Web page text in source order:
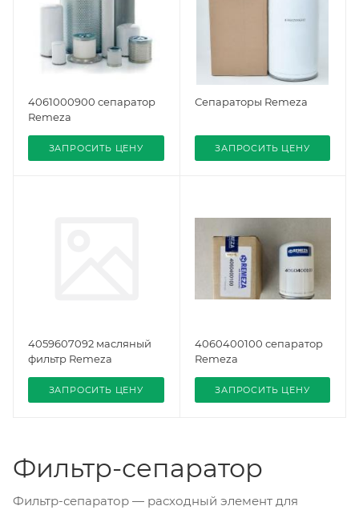
4061000900 сепаратор
Remeza
ЗАПРОСИТЬ ЦЕНУ
Сепараторы Remeza
ЗАПРОСИТЬ ЦЕНУ
4059607092 масляный
фильтр Remeza
ЗАПРОСИТЬ ЦЕНУ
4060400100 сепаратор
Remeza
ЗАПРОСИТЬ ЦЕНУ
Фильтр-сепаратор
Фильтр-сепаратор — расходный элемент для